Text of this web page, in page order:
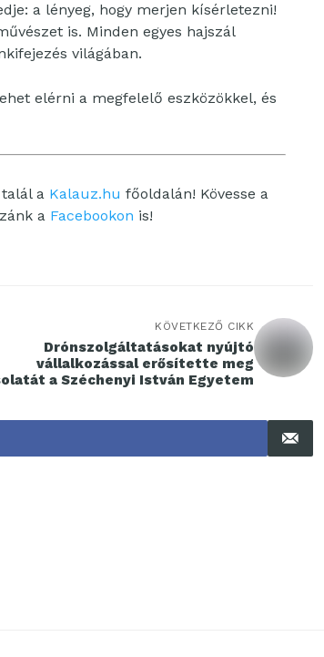
a lényeg, hogy merjen kísérletezni!
is. Minden egyes hajszál
világában.
elérni a megfelelő eszközökkel, és
a Kalauz.hu főoldalán! Kövesse a
a Facebookon is!
KÖVETKEZŐ CIKK
Drónszolgáltatásokat nyújtó
vállalkozással erősítette meg
a Széchenyi István Egyetem